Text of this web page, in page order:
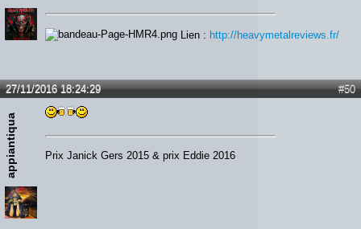
Lien : http://heavymetalreviews.fr/
#50
27/11/2016 18:24:29
appiantiqua Prix Janick Gers 2015 & prix Eddie 2016